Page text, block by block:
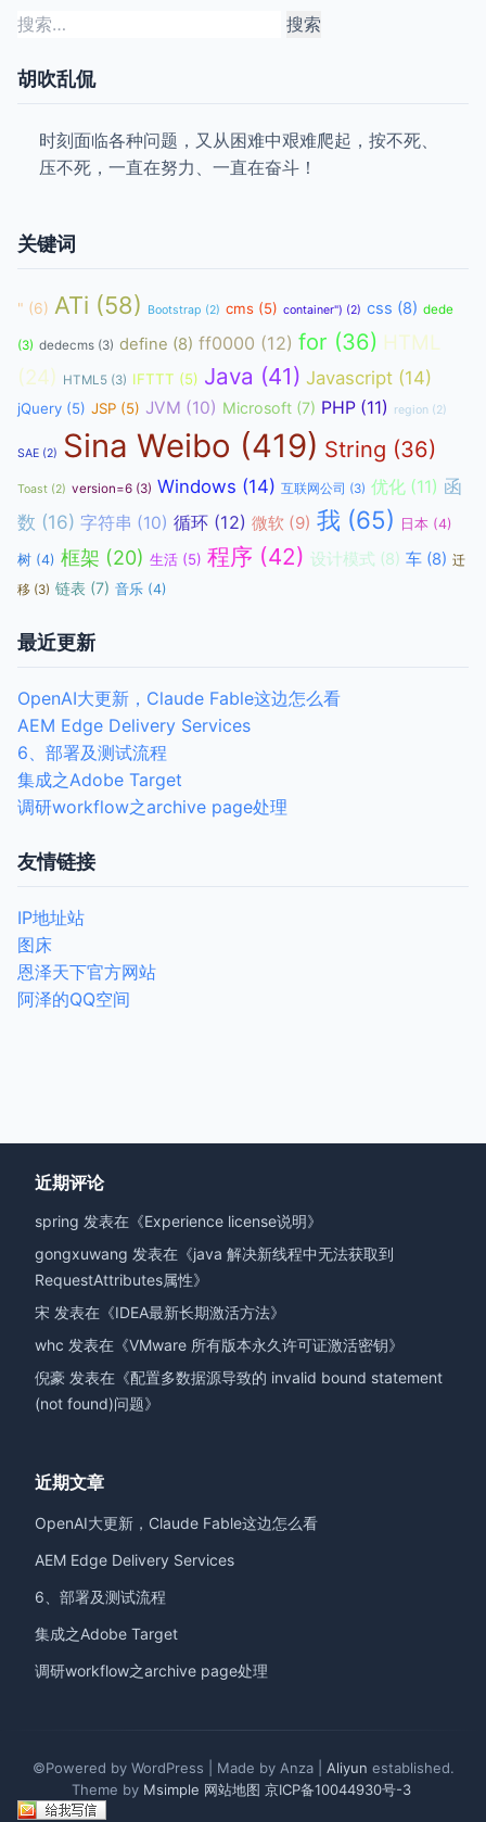
搜
胡吹乱侃
时刻面临各种问题，又从困难中艰难爬起，按不死、
压不死，一直在努力、一直在奋斗！
关键词
" (6) ATi (58) Bootstrap (2) cms (5) container") (2) css (8) dede
(3) dedecms (3) define (8) ff0000 (12) for (36) HTML
(24) HTML5 (3) IFTTT (5) Java (41) Javascript (14)
jQuery (5) JSP (5) JVM (10) Microsoft (7) PHP (11) region (2)
SAE (2) Sina Weibo (419) String (36)
Toast (2) version=6 (3) Windows (14) 互联网公司 (3) 优化 (11) 函
数 (16) 字符串 (10) 循环 (12) 微软 (9) 我 (65) 日本 (4)
树 (4) 框架 (20) 生活 (5) 程序 (42) 设计模式 (8) 车 (8) 迁
移 (3) 链表 (7) 音乐 (4)
最近更新
OpenAI大更新，Claude Fable这边怎么看
AEM Edge Delivery Services
6、部署及测试流程
集成之Adobe Target
调研workflow之archive page处理
友情链接
IP地址站
图床
恩泽天下官方网站
阿泽的QQ空间
近期评论
spring 发表在《Experience license说明》
gongxuwang 发表在《java 解决新线程中无法获取到
RequestAttributes属性》
宋 发表在《IDEA最新长期激活方法》
whc 发表在《VMware 所有版本永久许可证激活密钥》
倪豪 发表在《配置多数据源导致的 invalid bound statement
(not found)问题》
近期文章
OpenAI大更新，Claude Fable这边怎么看
AEM Edge Delivery Services
6、部署及测试流程
集成之Adobe Target
调研workflow之archive page处理
©Powered by WordPress | Made by Anza | Aliyun established.
Theme by Msimple 网站地图 京ICP备10044930号-3